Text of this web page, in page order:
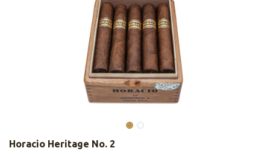
Horacio Heritage No. 2